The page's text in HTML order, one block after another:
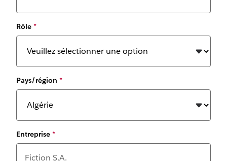
Rôle *
Pays/région *
Entreprise *